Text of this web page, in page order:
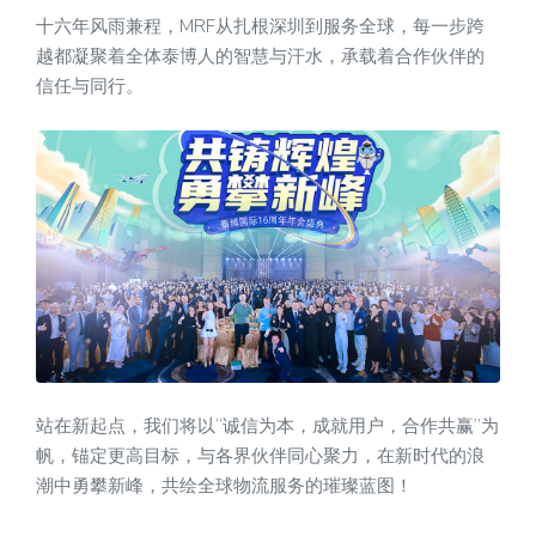
十六年风雨兼程，MRF从扎根深圳到服务全球，每一步跨
越都凝聚着全体泰博人的智慧与汗水，承载着合作伙伴的
信任与同行。
站在新起点，我们将以“诚信为本，成就用户，合作共赢”为
帆，锚定更高目标，与各界伙伴同心聚力，在新时代的浪
潮中勇攀新峰，共绘全球物流服务的璀璨蓝图！